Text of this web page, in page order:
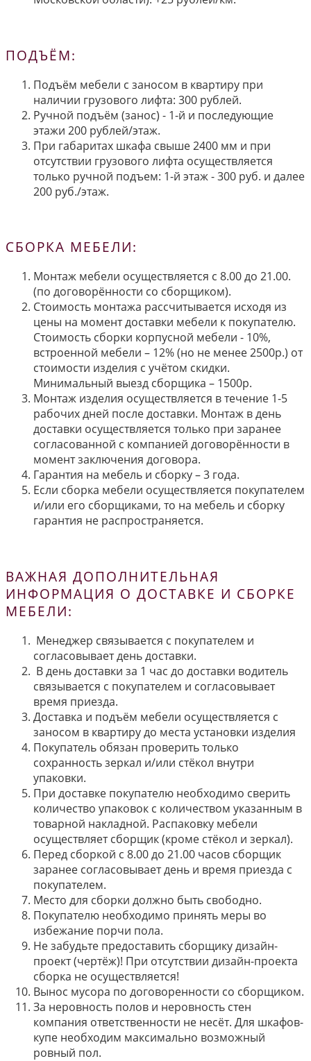
ПОДЪЁМ:
Подъём мебели с заносом в квартиру при
наличии грузового лифта: 300 рублей.
Ручной подъём (занос) - 1-й и последующие
этажи 200 рублей/этаж.
При габаритах шкафа свыше 2400 мм и при
отсутствии грузового лифта осуществляется
только ручной подъем: 1-й этаж - 300 руб. и далее
200 руб./этаж.
СБОРКА МЕБЕЛИ:
Монтаж мебели осуществляется с 8.00 до 21.00.
(по договорённости со сборщиком).
Стоимость монтажа рассчитывается исходя из
цены на момент доставки мебели к покупателю.
Стоимость сборки корпусной мебели - 10%,
встроенной мебели – 12% (но не менее 2500р.) от
стоимости изделия с учётом скидки.
Минимальный выезд сборщика – 1500р.
Монтаж изделия осуществляется в течение 1-5
рабочих дней после доставки. Монтаж в день
доставки осуществляется только при заранее
согласованной с компанией договорённости в
момент заключения договора.
Гарантия на мебель и сборку – 3 года.
Если сборка мебели осуществляется покупателем
и/или его сборщиками, то на мебель и сборку
гарантия не распространяется.
ВАЖНАЯ ДОПОЛНИТЕЛЬНАЯ
ИНФОРМАЦИЯ О ДОСТАВКЕ И СБОРКЕ
МЕБЕЛИ:
Менеджер связывается с покупателем и
согласовывает день доставки.
В день доставки за 1 час до доставки водитель
связывается с покупателем и согласовывает
время приезда.
Доставка и подъём мебели осуществляется с
заносом в квартиру до места установки изделия
Покупатель обязан проверить только
сохранность зеркал и/или стёкол внутри
упаковки.
При доставке покупателю необходимо сверить
количество упаковок с количеством указанным в
товарной накладной. Распаковку мебели
осуществляет сборщик (кроме стёкол и зеркал).
Перед сборкой с 8.00 до 21.00 часов сборщик
заранее согласовывает день и время приезда с
покупателем.
Место для сборки должно быть свободно.
Покупателю необходимо принять меры во
избежание порчи пола.
Не забудьте предоставить сборщику дизайн-
проект (чертёж)! При отсутствии дизайн-проекта
сборка не осуществляется!
Вынос мусора по договоренности со сборщиком.
За неровность полов и неровность стен
компания ответственности не несёт. Для шкафов-
купе необходим максимально возможный
ровный пол.